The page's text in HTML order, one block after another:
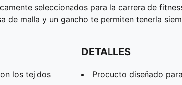
seleccionados para la carrera de
de malla y un gancho te permiten tenerla
los tejidos
DETALLES
Producto diseñado